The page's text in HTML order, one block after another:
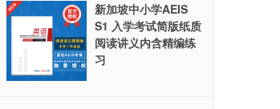
新加坡中小学AEIS
S1 入学考试简版纸质
阅读讲义内含精编练
习